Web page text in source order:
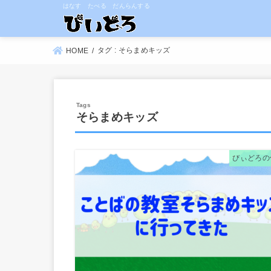
はなす たべる だんらんする
HOME タグ : そらまめキッズ
そらまめキッズ
びぃどろ